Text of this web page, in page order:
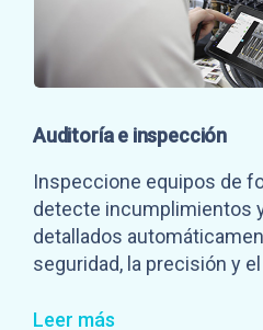
Auditoría e inspección
Inspeccione equipos de
detecte incumplimientos
detallados
seguridad, la precisión y
Leer más